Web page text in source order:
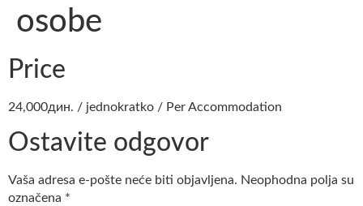
osobe
Price
24,000дин. / jednokratko / Per Accommodation
Ostavite odgovor
Vaša adresa e-pošte neće biti objavljena. Neophodna polja su
označena *